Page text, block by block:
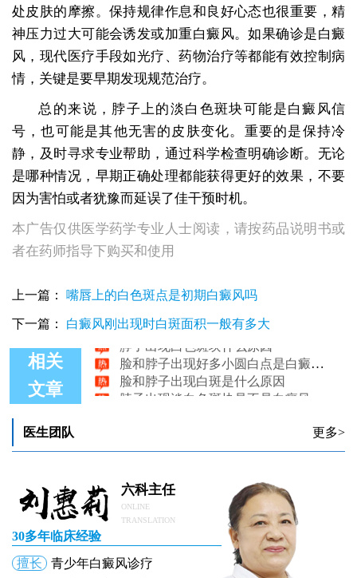
处皮肤的摩擦。保持规律作息和良好心态也很重要，精
神压力过大可能会诱发或加重白癜风。如果确诊是白癜
风，现代医疗手段如光疗、药物治疗等都能有效控制病
情，关键是要早期发现规范治疗。
总的来说，脖子上的淡白色斑块可能是白癜风信
号，也可能是其他无害的皮肤变化。重要的是保持冷
静，及时寻求专业帮助，通过科学检查明确诊断。无论
是哪种情况，早期正确处理都能获得更好的效果，不要
因为害怕或者犹豫而延误了佳干预时机。
本广告仅供医学药学专业人士阅读，请按药品说明书或
者在药师指导下购买和使用
上一篇： 嘴唇上的白色斑点是初期白癜风吗
下一篇： 白癜风刚出现时白斑面积一般有多大
相关
文章
脖子出现白色斑块什么原因
脸和脖子出现好多小圆白点是白癜风征兆吗
脸和脖子出现白斑是什么原因
脖子出现淡白色斑块是不是白癜风早期症状
医生团队
更多>
六科主任
ONLINE
TRANSLATION
30多年临床经验
擅长
青少年白癜风诊疗